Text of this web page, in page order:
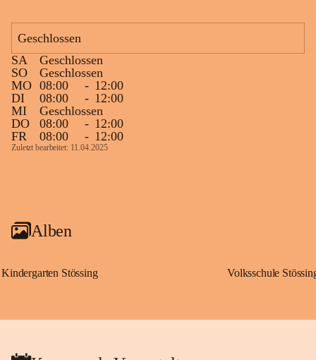
Geschlossen
SA
Geschlossen
SO
Geschlossen
MO 08:00 - 12:00
DI
08:00 - 12:00
MI
Geschlossen
DO
08:00 - 12:00
FR
08:00 - 12:00
Zuletzt bearbeitet: 11.04.2025
Alben
Kindergarten Stössing Volksschule